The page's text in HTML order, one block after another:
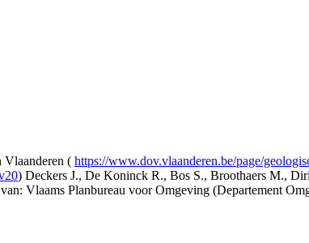
Vlaanderen ( https://www.dov.vlaanderen.be/page/
) Deckers J., De Koninck R., Bos S., Broothaers M.,
Vlaams Planbureau voor Omgeving (Departement